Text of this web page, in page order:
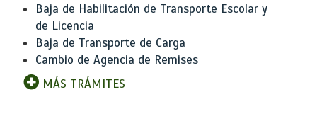
Baja de Habilitación de Transporte Escolar y
de Licencia
Baja de Transporte de Carga
Cambio de Agencia de Remises
MÁS TRÁMITES